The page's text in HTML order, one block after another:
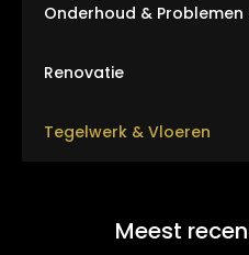
Onderhoud &
Renovatie
Tegelwerk & Vloeren
Meest